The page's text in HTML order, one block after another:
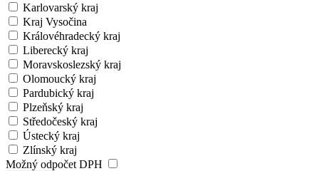
Karlovarský kraj
Kraj Vysočina
Královéhradecký kraj
Liberecký kraj
Moravskoslezský kraj
Olomoucký kraj
Pardubický kraj
Plzeňský kraj
Středočeský kraj
Ústecký kraj
Zlínský kraj
Možný odpočet DPH